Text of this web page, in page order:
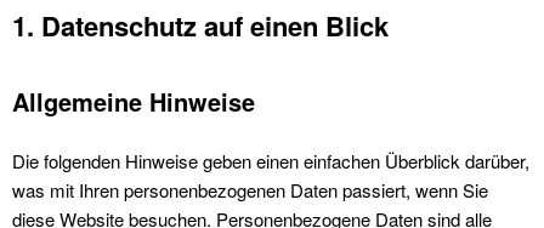
1. Datenschutz auf einen Blick
Allgemeine Hinweise
Die folgenden Hinweise geben einen einfachen Überblick darüber,
was mit Ihren personenbezogenen Daten passiert, wenn Sie
diese Website besuchen. Personenbezogene Daten sind alle